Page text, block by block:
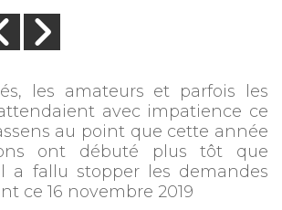
les amateurs et parfois les
avec impatience ce
au point que cette année
ont débuté plus tôt que
a fallu stopper les demandes
ce 16 novembre 2019